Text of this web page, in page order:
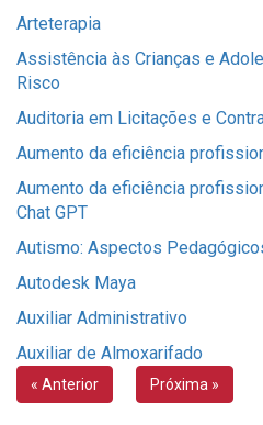
Arteterapia
Assistência às Crianças e
Risco
Auditoria em Licitações e
Aumento da eficiência
Aumento da eficiência
Chat GPT
Autismo: Aspectos
Autodesk Maya
Auxiliar Administrativo
Auxiliar de Almoxarifado
« Anterior Próxima »